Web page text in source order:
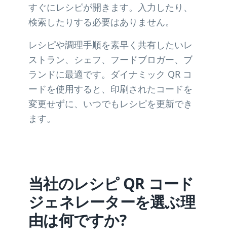
すぐにレシピが開きます。入力したり、
検索したりする必要はありません。
レシピや調理手順を素早く共有したいレ
ストラン、シェフ、フードブロガー、ブ
ランドに最適です。ダイナミック QR コ
ードを使用すると、印刷されたコードを
変更せずに、いつでもレシピを更新でき
ます。
当社のレシピ QR コード
ジェネレーターを選ぶ理
由は何ですか?